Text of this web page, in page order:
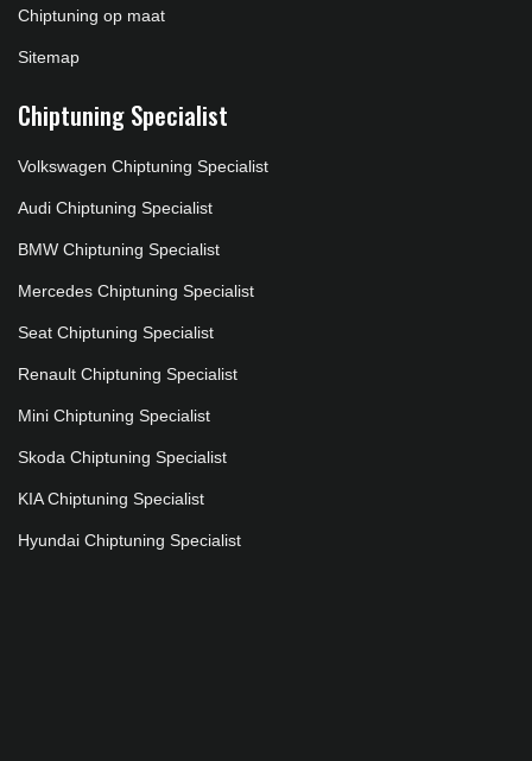
Chiptuning op maat
Sitemap
Chiptuning Specialist
Volkswagen Chiptuning Specialist
Audi Chiptuning Specialist
BMW Chiptuning Specialist
Mercedes Chiptuning Specialist
Seat Chiptuning Specialist
Renault Chiptuning Specialist
Mini Chiptuning Specialist
Skoda Chiptuning Specialist
KIA Chiptuning Specialist
Hyundai Chiptuning Specialist